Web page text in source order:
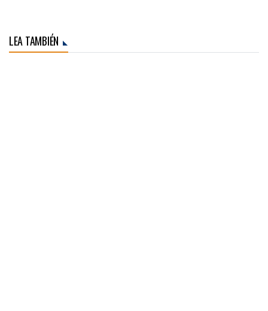
LEA TAMBIÉN